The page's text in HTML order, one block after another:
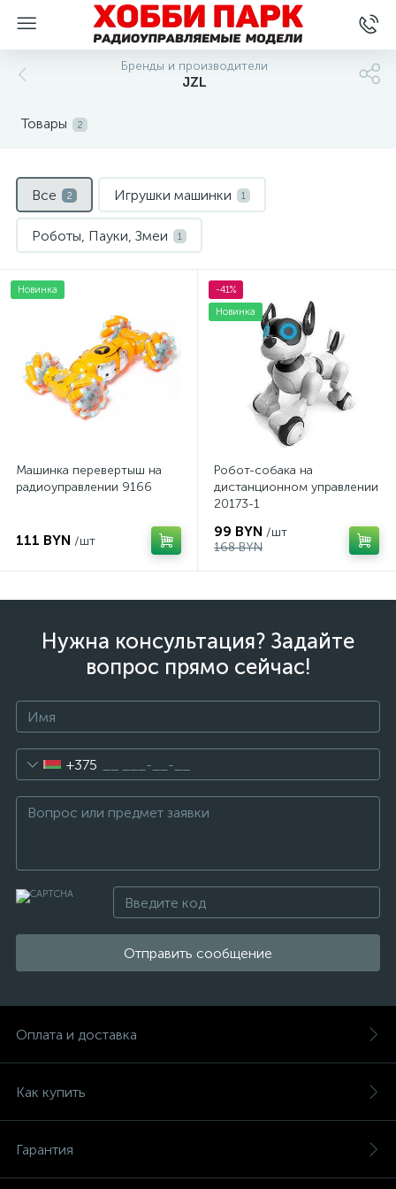
Бренды и производители
JZL
Товары 2
Все 2 Игрушки машинки 1
Роботы, Пауки, Змеи 1
Новинка
Машинка перевертыш на
радиоуправлении 9166
111 BYN /шт
-41%
Новинка
Робот-собака на
дистанционном управлении
20173-1
99 BYN /шт
168 BYN
Нужна консультация? Задайте
вопрос прямо сейчас!
+375
Отправить сообщение
Оплата и доставка
Как купить
Гарантия